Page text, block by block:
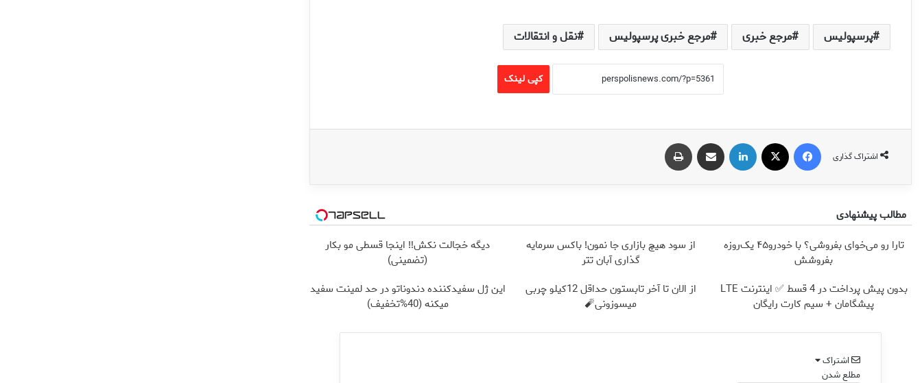
پرسپولیس مرجع خبری مرجع خبری پرسپولیس نقل و انتقالات
کپی لینک
اشتراک گذاری
فیس بوک لینکدین اشتراک گذاری از طریق ایمیل
مطالب پیشنهادی
تارا رو می‌خوای بفروشی؟ با خودرو۴۵ یک‌روزه
بفروشش
از سود هیچ بازاری جا نمون! باکس سرمایه
گذاری آبان تتر
دیگه خجالت نکش‼️ اینجا قسطی مو بکار
(تضمینی)
بدون پیش پرداخت در 4 قسط ✅ اینترنت LTE
پیشگامان + سیم کارت رایگان
از الان تا آخر تابستون حداقل 12کیلو چربی
میسوزونی🧨
این ژل سفیدکننده دندوناتو در حد لمینت سفید
میکنه (40%تخفیف)
اشتراک
مطلع شدن